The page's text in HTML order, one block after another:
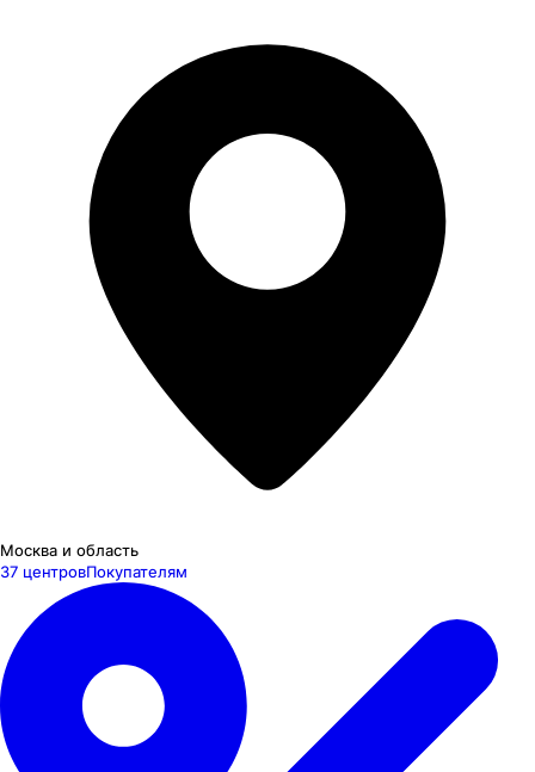
Москва и область
37 центровПокупателям